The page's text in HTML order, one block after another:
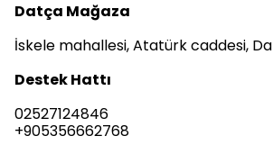
Datça Mağaza
İskele mahallesi, Atatürk caddesi,
Destek Hattı
02527124846
+905356662768